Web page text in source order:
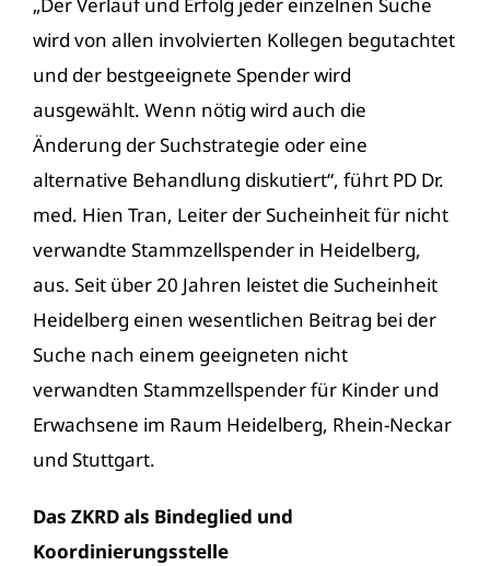
„Der Verlauf und Erfolg jeder einzelnen Suche
wird von allen involvierten Kollegen begutachtet
und der bestgeeignete Spender wird
ausgewählt. Wenn nötig wird auch die
Änderung der Suchstrategie oder eine
alternative Behandlung diskutiert“, führt PD Dr.
med. Hien Tran, Leiter der Sucheinheit für nicht
verwandte Stammzellspender in Heidelberg,
aus. Seit über 20 Jahren leistet die Sucheinheit
Heidelberg einen wesentlichen Beitrag bei der
Suche nach einem geeigneten nicht
verwandten Stammzellspender für Kinder und
Erwachsene im Raum Heidelberg, Rhein-Neckar
und Stuttgart.
Das ZKRD als Bindeglied und
Koordinierungsstelle